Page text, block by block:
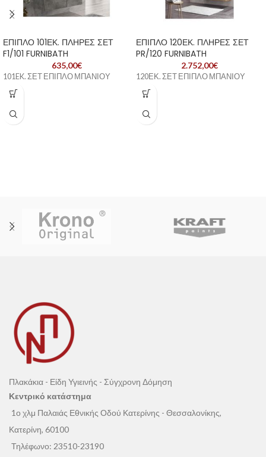
ΕΠΙΠΛΟ 101ΕΚ. ΠΛΗΡΕΣ ΣΕΤ
F1/101 FURNIBATH
635,00€
101EK. ΣΕΤ ΕΠΙΠΛΟ ΜΠΑΝΙΟΥ
ΕΠΙΠΛΟ 120ΕΚ. ΠΛΗΡΕΣ ΣΕΤ
PR/120 FURNIBATH
2.752,00€
120ΕΚ. ΣΕΤ ΕΠΙΠΛΟ ΜΠΑΝΙΟΥ
Πλακάκια - Είδη Υγιεινής - Σύγχρονη Δόμηση
Κεντρικό κατάστημα
1ο χλμ Παλαιάς Εθνικής Οδού Κατερίνης - Θεσσαλονίκης,
Κατερίνη, 60100
Τηλέφωνο: 23510-23190